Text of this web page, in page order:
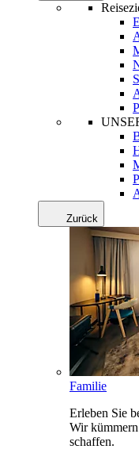
Zurück
Familie
Erleben Sie
Wir
schaffen.